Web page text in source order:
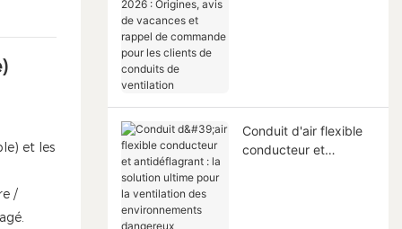
et les
/
Conduit d'air flexible
conducteur et